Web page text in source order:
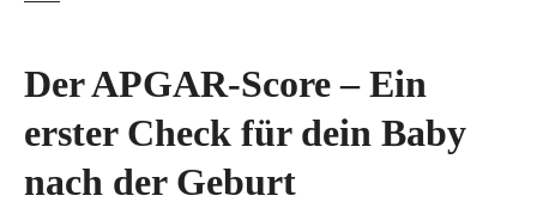
Der APGAR-Score – Ein
erster Check für dein Baby
nach der Geburt